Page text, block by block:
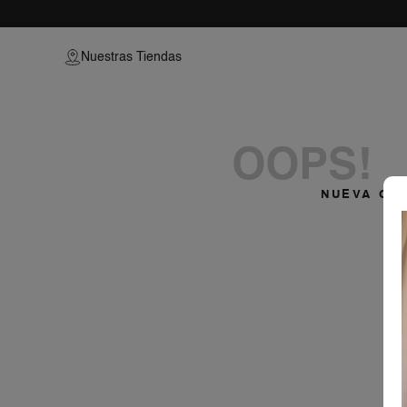
Nuestras Tiendas
NUEVA
OOPS!